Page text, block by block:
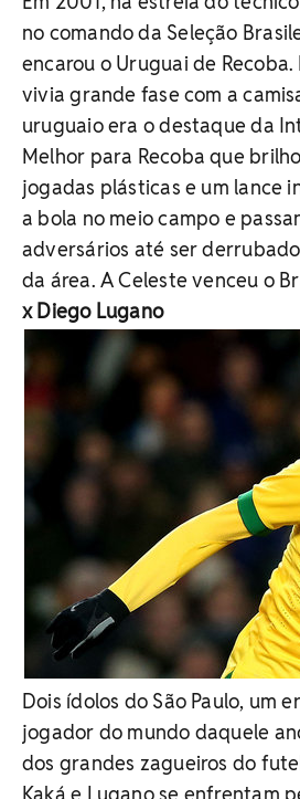
no comando da Seleção
encarou o Uruguai de
vivia grande fase com a
uruguaio era o destaque da
Melhor para Recoba que
jogadas plásticas e um lance
a bola no meio campo e
adversários até ser
da área. A Celeste venceu o
x Diego Lugano
Dois ídolos do São Paulo, um
jogador do mundo daquele
dos grandes zagueiros do